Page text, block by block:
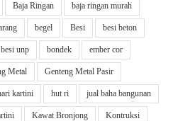
Baja Ringan baja ringan murah
begel Besi besi beton
besi unp bondek ember cor
Metal Genteng Metal Pasir
kartini hut ri jual baha bangunan
Kawat Bronjong Kontruksi